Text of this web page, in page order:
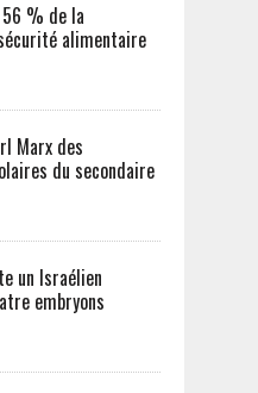
56 % de la
alimentaire
Marx des
du secondaire
un Israélien
embryons